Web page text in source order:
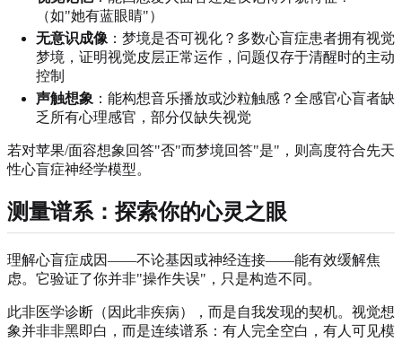
（如"她有蓝眼睛"）
无意识成像 ：梦境是否可视化？多数心盲症患者拥有视觉
梦境，证明视觉皮层正常运作，问题仅存于清醒时的主动
控制
声触想象 ：能构想音乐播放或沙粒触感？全感官心盲者缺
乏所有心理感官，部分仅缺失视觉
若对苹果/面容想象回答"否"而梦境回答"是"，则高度符合先天
性心盲症神经学模型。
测量谱系：探索你的心灵之眼
理解心盲症成因——不论基因或神经连接——能有效缓解焦
虑。它验证了你并非"操作失误"，只是构造不同。
此非医学诊断（因此非疾病），而是自我发现的契机。视觉想
象并非非黑即白，而是连续谱系：有人完全空白，有人可见模